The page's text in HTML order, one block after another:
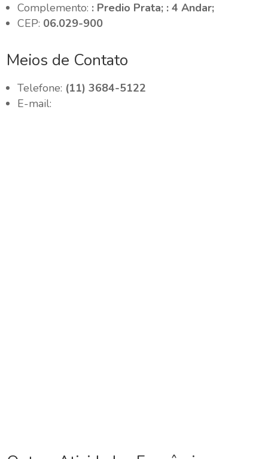
Complemento: : Predio Prata; : 4 Andar;
CEP: 06.029-900
Meios de Contato
Telefone: (11) 3684-5122
E-mail: